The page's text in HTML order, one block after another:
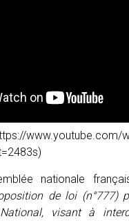
www.youtube.com/
nationale
de loi (n°777)
visant à